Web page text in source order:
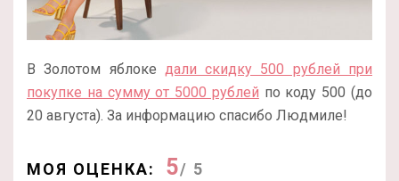
В Золотом яблоке дали скидку 500 рублей при
покупке на сумму от 5000 рублей по коду 500 (до
20 августа). За информацию спасибо Людмиле!
МОЯ ОЦЕНКА: 5/ 5